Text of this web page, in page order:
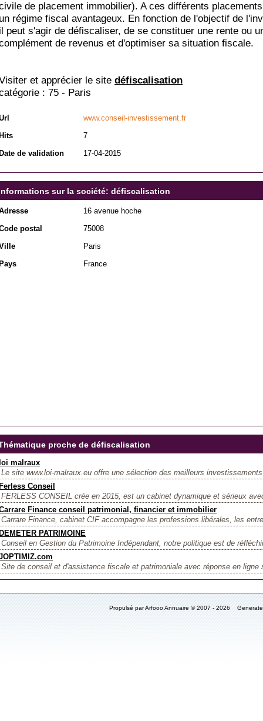
de placement immobilier). A ces différents
régime fiscal avantageux. En fonction de l'objectif de
peut s'agir de défiscaliser, de se constituer une rente ou
de revenus et d'optimiser sa situation fiscale.
et apprécier le site défiscalisation
: 75 - Paris
www.conseil-investissement.fr
7
de validation
17-04-2015
sur la société: défiscalisation
16 avenue hoche
postal
75008
Paris
France
proche de défiscalisation
malraux
Le site www.loi-malraux.eu offre une sélection des meilleurs
Conseil
FERLESS CONSEIL crée en 2015, est un cabinet dynamique et sérieux
Finance conseil patrimonial, financier et immobilier
Carrare Finance, cabinet CIF accompagne les professions libérales, les
PATRIMOINE
Conseil en Gestion du Patrimoine Indépendant, notre politique est de
Site de conseil et d'assistance fiscale et patrimoniale avec réponse en ligne
Propulsé par Arfooo Annuaire © 2007 - 2026